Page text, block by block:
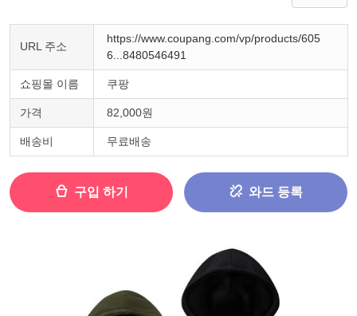
URL 주소
https://www.coupang.com/vp/products/605
6...8480546491
쇼핑몰 이름 쿠팡
가격 82,000원
배송비 무료배송
구입 하기 와드 등록